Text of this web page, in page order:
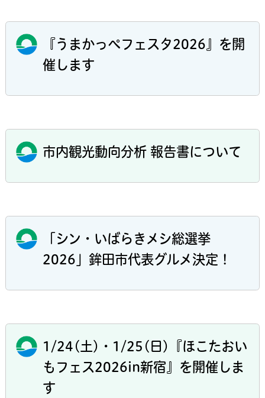
『うまかっぺフェスタ2026』を開
催します
市内観光動向分析 報告書について
「シン・いばらきメシ総選挙
2026」鉾田市代表グルメ決定！
1/24(土)・1/25(日)『ほこたおい
もフェス2026in新宿』を開催しま
す